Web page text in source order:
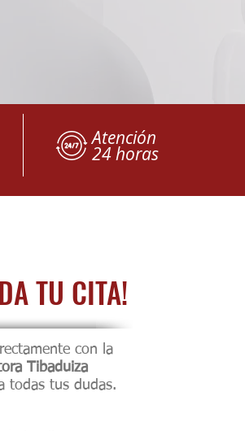
Atención
24 horas
TU CITA!
con la
Tibaduiza
todas tus dudas.